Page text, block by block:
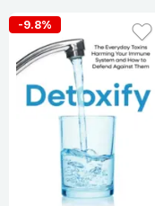
-9.8%